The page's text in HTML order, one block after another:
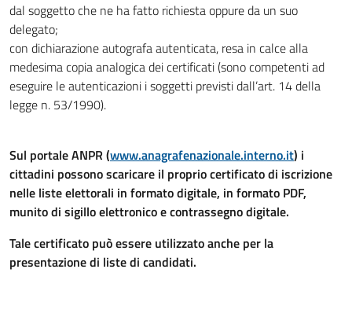
dal soggetto che ne ha fatto richiesta oppure da un suo
delegato;
con dichiarazione autografa autenticata, resa in calce alla
medesima copia analogica dei certificati (sono competenti ad
eseguire le autenticazioni i soggetti previsti dall’art. 14 della
legge n. 53/1990).
Sul portale ANPR (www.anagrafenazionale.interno.it) i
cittadini possono scaricare il proprio certificato di iscrizione
nelle liste elettorali in formato digitale, in formato PDF,
munito di sigillo elettronico e contrassegno digitale.
Tale certificato può essere utilizzato anche per la
presentazione di liste di candidati.